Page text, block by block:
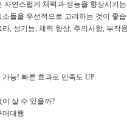
자연스럽게 체력과 성능을 향상시키
소들을 우선적으로 고려하는 것이 좋
, 성기능, 체력 향상, 주의사항, 부작
가능! 빠른 효과로 만족도 UP
살 수 있을까?
매대행